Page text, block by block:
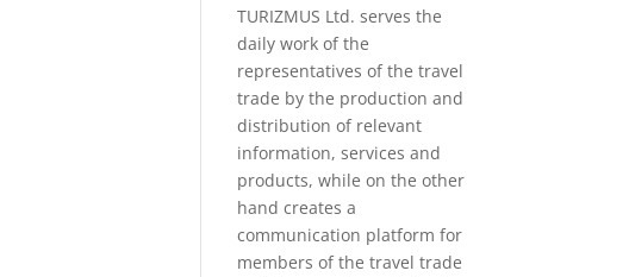
TURIZMUS Ltd. serves the
daily work of the
representatives of the travel
trade by the production and
distribution of relevant
information, services and
products, while on the other
hand creates a
communication platform for
members of the travel trade